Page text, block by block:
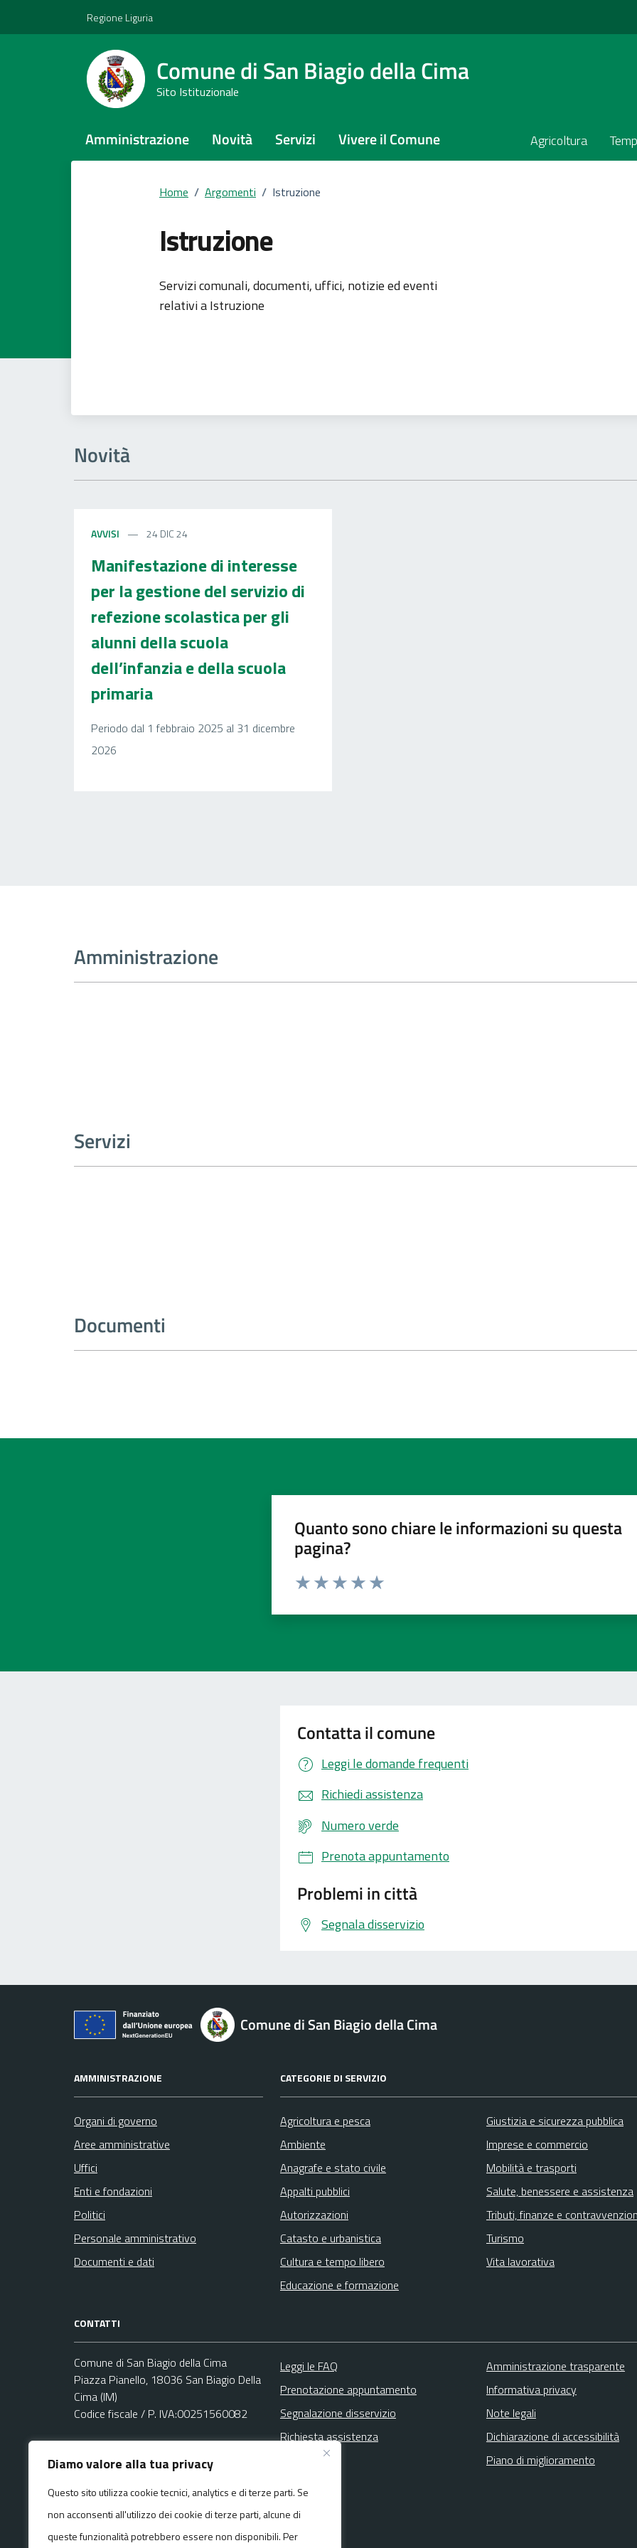
Diamo valore alla tua privacy
Questo sito utilizza cookie tecnici, analytics e di terze parti. Se
non acconsenti all'utilizzo dei cookie di terze parti, alcune di
queste funzionalità potrebbero essere non disponibili. Per
Regione Liguria
Comune di San Biagio della Cima
Sito Istituzionale
Amministrazione Novità Servizi Vivere il Comune Agricoltura
Home / Argomenti / Istruzione
Istruzione
Dettagli dell'argomento
Servizi comunali, documenti, uffici, notizie ed eventi
relativi a Istruzione
Novità
AVVISI 24 DIC 24
Manifestazione di interesse
per la gestione del servizio di
refezione scolastica per gli
alunni della scuola
dell’infanzia e della scuola
primaria
Periodo dal 1 febbraio 2025 al 31 dicembre
2026
Amministrazione
Servizi
Documenti
Quanto sono chiare le informazioni su questa
pagina?
Contatta il comune
Leggi le domande frequenti
Richiedi assistenza
Numero verde
Prenota appuntamento
Problemi in città
Segnala disservizio
Comune di San Biagio della Cima
AMMINISTRAZIONE
Organi di governo
Aree amministrative
Uffici
Enti e fondazioni
Politici
Personale amministrativo
Documenti e dati
CATEGORIE DI SERVIZIO
Agricoltura e pesca
Ambiente
Anagrafe e stato civile
Appalti pubblici
Autorizzazioni
Catasto e urbanistica
Cultura e tempo libero
Educazione e formazione
Giustizia e sicurezza pubblica
Imprese e commercio
Mobilità e trasporti
Salute, benessere e assistenza
Tributi, finanze e
Turismo
Vita lavorativa
CONTATTI
Comune di San Biagio della Cima
Piazza Pianello, 18036 San Biagio Della
Cima (IM)
Codice fiscale / P. IVA:00251560082
Email:
PEC:
comune.sanbiagiodellacima.im@legalmail.it
Centralino unico: +39 0184 289044
Leggi le FAQ
Prenotazione appuntamento
Segnalazione disservizio
Richiesta assistenza
Amministrazione trasparente
Informativa privacy
Note legali
Dichiarazione di accessibilità
Piano di miglioramento